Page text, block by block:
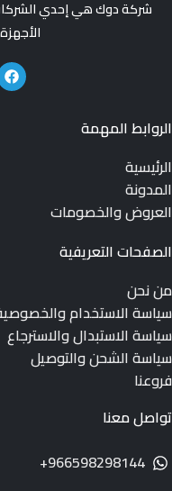
شركة دوك هي إحدي
الروابط المهمة
الرئيسية
المدونة
العروض والخصومات
الصفحات التعريفية
من نحن
سياسة الاستخدام
سياسة الاستبدال والاسترجاع
سياسة الشحن والتوصيل
فروعنا
تواصل معنا
966598298144+